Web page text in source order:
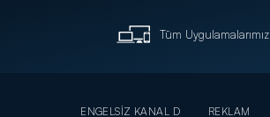
Tüm Uygulamalarımız
ENGELSİZ KANAL D REKLAM